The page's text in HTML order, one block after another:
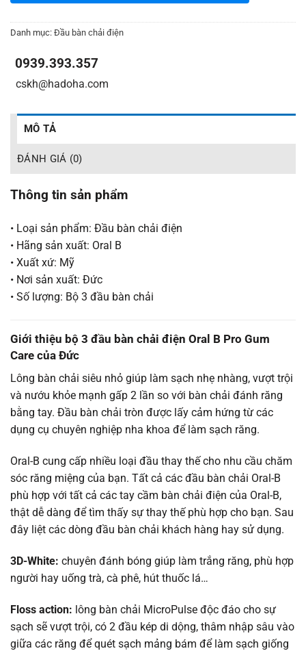
Danh mục: Đầu bàn chải điện
0939.393.357
cskh@hadoha.com
MÔ TẢ
ĐÁNH GIÁ (0)
Thông tin sản phẩm
• Loại sản phẩm: Đầu bàn chải điện
• Hãng sản xuất: Oral B
• Xuất xứ: Mỹ
• Nơi sản xuất: Đức
• Số lượng: Bộ 3 đầu bàn chải
Giới thiệu bộ 3 đầu bàn chải điện Oral B Pro Gum
Care của Đức
Lông bàn chải siêu nhỏ giúp làm sạch nhẹ nhàng, vượt trội
và nướu khỏe mạnh gấp 2 lần so với bàn chải đánh răng
bằng tay. Đầu bàn chải tròn được lấy cảm hứng từ các
dụng cụ chuyên nghiệp nha khoa để làm sạch răng.
Oral-B cung cấp nhiều loại đầu thay thế cho nhu cầu chăm
sóc răng miệng của bạn. Tất cả các đầu bàn chải Oral-B
phù hợp với tất cả các tay cầm bàn chải điện của Oral-B,
thật dễ dàng để tìm thấy sự thay thế phù hợp cho bạn. Sau
đây liệt các dòng đầu bàn chải khách hàng hay sử dụng.
3D-White: chuyên đánh bóng giúp làm trắng răng, phù hợp
người hay uống trà, cà phê, hút thuốc lá…
Floss action: lông bàn chải MicroPulse độc đáo cho sự
sạch sẽ vượt trội, có 2 đầu kép di dộng, thâm nhập sâu vào
giữa các răng để quét sạch mảng bám để làm sạch giống